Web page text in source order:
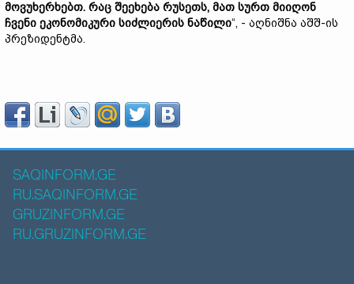
მოვუხერხებთ. რაც შეეხება რუსეთს, მათ სურთ მიიღონ
ჩვენი ეკონომიკური სიძლიერის ნაწილი“, - აღნიშნა აშშ-ის
პრეზიდენტმა.
SAQINFORM.GE
RU.SAQINFORM.GE
GRUZINFORM.GE
RU.GRUZINFORM.GE